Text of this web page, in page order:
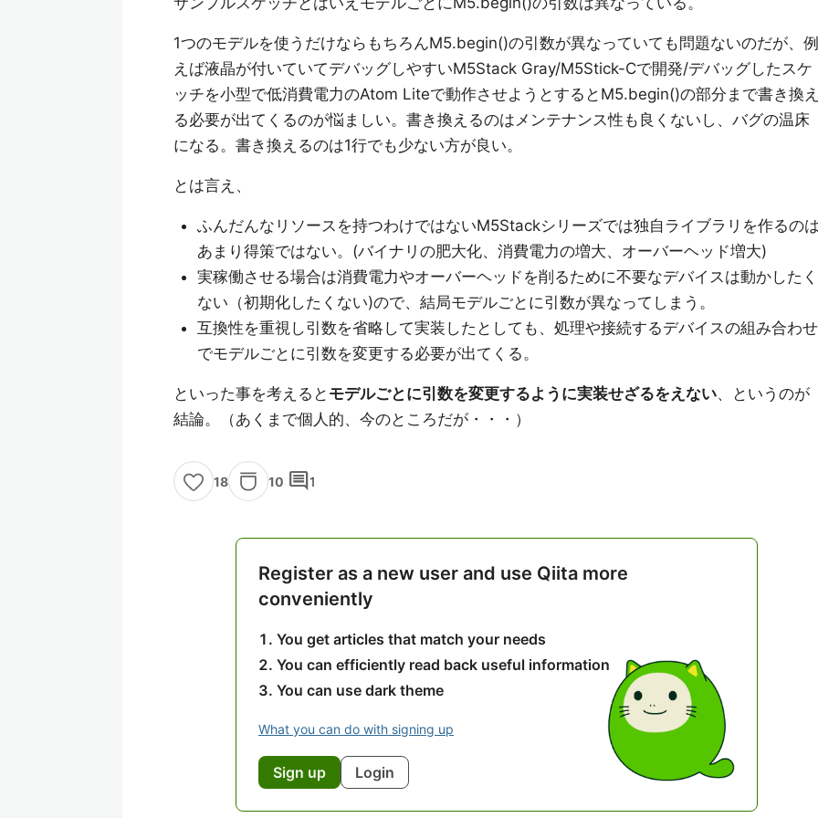
1つのモデルを使うだけならもちろんM5.begin()の引数が異なっていても問題ないのだが、例
えば液晶が付いていてデバッグしやすいM5Stack Gray/M5Stick-Cで開発/デバッグしたスケ
ッチを小型で低消費電力のAtom Liteで動作させようとするとM5.begin()の部分まで書き換え
る必要が出てくるのが悩ましい。書き換えるのはメンテナンス性も良くないし、バグの温床
になる。書き換えるのは1行でも少ない方が良い。
とは言え、
ふんだんなリソースを持つわけではないM5Stackシリーズでは独自ライブラリを作るのは
あまり得策ではない。(バイナリの肥大化、消費電力の増大、オーバーヘッド増大)
実稼働させる場合は消費電力やオーバーヘッドを削るために不要なデバイスは動かしたく
ない（初期化したくない)ので、結局モデルごとに引数が異なってしまう。
互換性を重視し引数を省略して実装したとしても、処理や接続するデバイスの組み合わせ
でモデルごとに引数を変更する必要が出てくる。
といった事を考えると モデルごとに引数を変更するように実装せざるをえない、というのが
結論。（あくまで個人的、今のところだが・・・）
18 10 comment1
Register as a new user and use Qiita more
conveniently
You get articles that match your needs
You can efficiently read back useful information
You can use dark theme
What you can do with signing up
Sign up Login